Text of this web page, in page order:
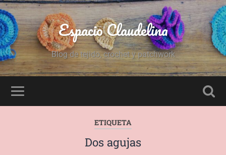
Espacio Claudelina
Blog de tejido, crochet y patchwork
ETIQUETA
Dos agujas